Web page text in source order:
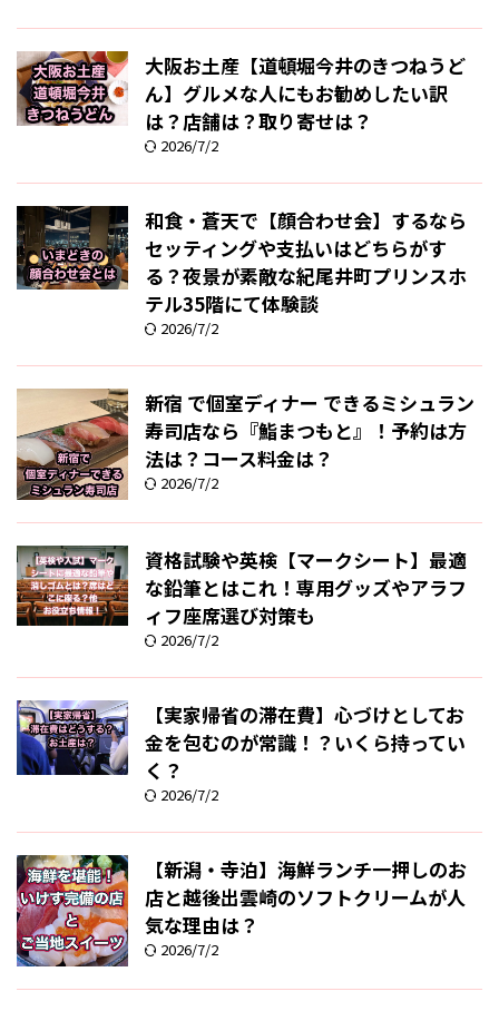
大阪お土産【道頓堀今井のきつねうど
ん】グルメな人にもお勧めしたい訳
は？店舗は？取り寄せは？
2026/7/2
和食・蒼天で【顔合わせ会】するなら
セッティングや支払いはどちらがす
る？夜景が素敵な紀尾井町プリンスホ
テル35階にて体験談
2026/7/2
新宿 で個室ディナー できるミシュラン
寿司店なら『鮨まつもと』！予約は方
法は？コース料金は？
2026/7/2
資格試験や英検【マークシート】最適
な鉛筆とはこれ！専用グッズやアラフ
ィフ座席選び対策も
2026/7/2
【実家帰省の滞在費】心づけとしてお
金を包むのが常識！？いくら持ってい
く？
2026/7/2
【新潟・寺泊】海鮮ランチ一押しのお
店と越後出雲崎のソフトクリームが人
気な理由は？
2026/7/2